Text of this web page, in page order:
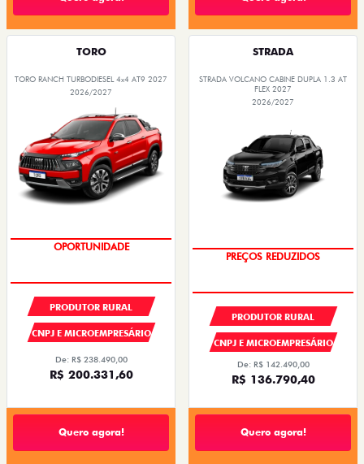
TORO
TORO RANCH TURBODIESEL 4x4 AT9 2027
2026/2027
PREÇOS REDUZIDOS
R$ 200.331,60
STRADA
STRADA VOLCANO CABINE DUPLA 1.3 AT
2026/2027
De: R$ 142.490,00
R$ 136.790,40
Quero agora!
CRONOS ARGO